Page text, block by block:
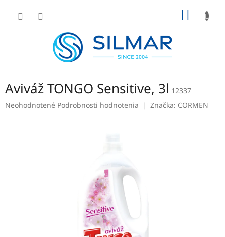
Aviváž TONGO Sensitive, 3l 12337
Priemerné
Neohodnotené Podrobnosti hodnotenia Značka: CORMEN